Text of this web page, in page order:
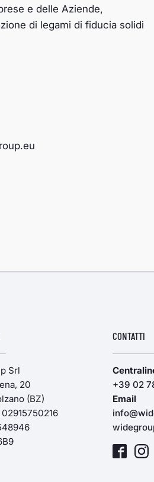
e delle Aziende,
di legami di fiducia solidi
Srl
20
(BZ)
02915750216
CONTATTI
+39 02
Email